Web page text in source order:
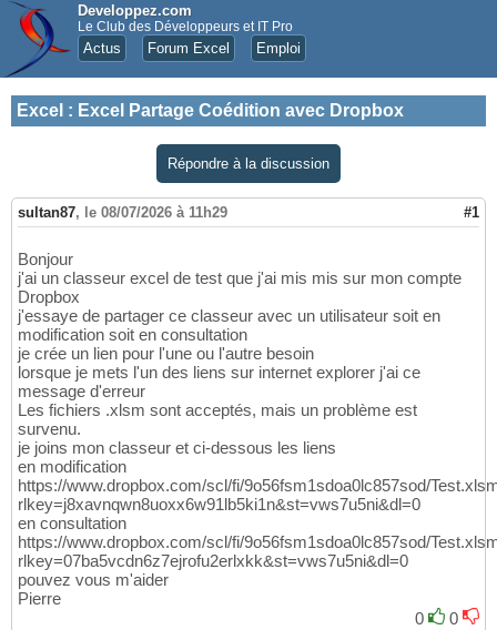
Developpez.com
Le Club des Développeurs et IT Pro
Actus Forum Excel Emploi
Excel : Excel Partage Coédition avec Dropbox
Répondre à la discussion
sultan87, le 08/07/2026 à 11h29 #1
Bonjour
j'ai un classeur excel de test que j'ai mis mis sur mon compte
Dropbox
j'essaye de partager ce classeur avec un utilisateur soit en
modification soit en consultation
je crée un lien pour l'une ou l'autre besoin
lorsque je mets l'un des liens sur internet explorer j'ai ce
message d'erreur
Les fichiers .xlsm sont acceptés, mais un problème est
survenu.
je joins mon classeur et ci-dessous les liens
en modification
https://www.dropbox.com/scl/fi/9o56fsm1sdoa0lc857sod/
rlkey=j8xavnqwn8uoxx6w91lb5ki1n&st=vws7u5ni&dl=0
en consultation
https://www.dropbox.com/scl/fi/9o56fsm1sdoa0lc857sod/
rlkey=07ba5vcdn6z7ejrofu2erlxkk&st=vws7u5ni&dl=0
pouvez vous m'aider
Pierre
0
0